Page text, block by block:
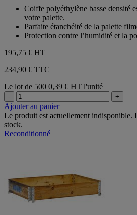
avis
étoiles.
Coiffe polyéthylène basse densité
votre palette.
Parfaite étanchéité de la palette
Protection contre l’humidité et la
195,75 € HT
234,90 € TTC
Le lot de 500 0,39 € HT l'unité
- +
Ajouter au panier
Le produit est actuellement indisponible.
stock.
Reconditionné